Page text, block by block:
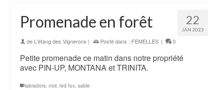
22
JAN 2023
Promenade en forêt
de L'étang des Vignerons | Posté dans : FEMELLES | 0
Petite promenade ce matin dans notre propriété
avec PIN-UP, MONTANA et TRINITA.
labradors, noir, red fox, sable